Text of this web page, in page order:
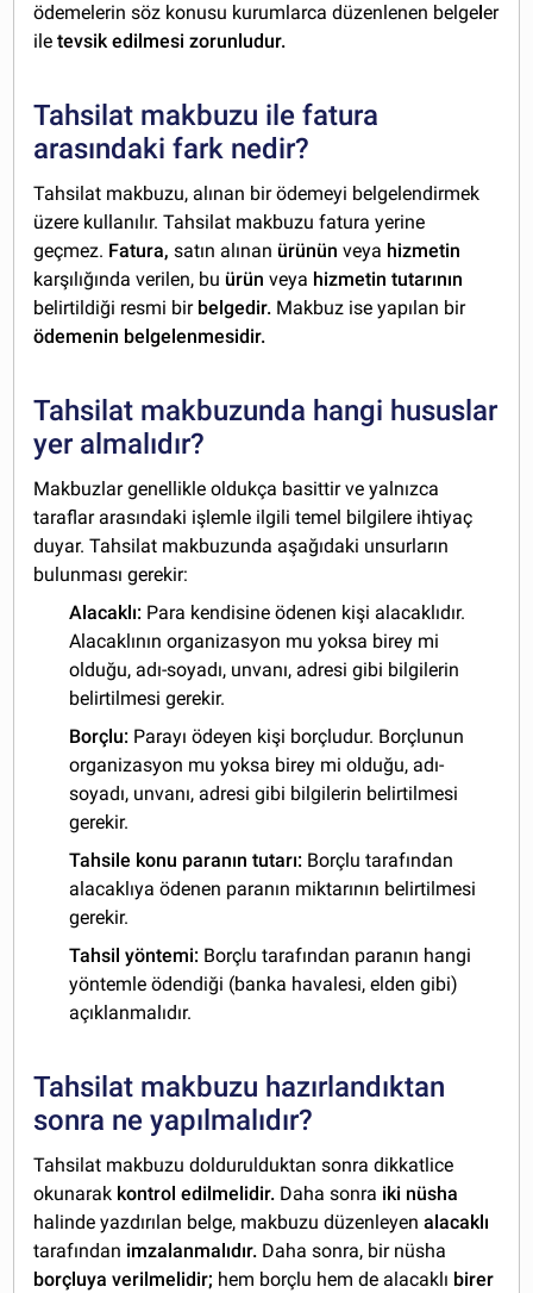
ödemelerin söz konusu kurumlarca düzenlenen belge ler
iletevsik edilmesi zorunludur.
Tahsilat makbuzu ile fatura
arasındaki fark nedir?
Tahsilat makbuzu, alınan bir ödemeyi belgelendirmek
üzere kullanılır. Tahsilat makbuzu fatura yerine
geçmez. Fatura, satın alınan ürünün veya hizmetin
karşılığında verilen, bu ürün veya hizmetin tutarının
belirtildiği resmi bir belgedir. Makbuz ise yapılan bir
ödemenin belgelenmesidir.
Tahsilat makbuzunda hangi hususlar
yer almalıdır?
Makbuzlar genellikle oldukça basittir ve yalnızca
taraflar arasındaki işlemle ilgili temel bilgilere ihtiyaç
duyar. Tahsilat makbuzunda aşağıdaki unsurların
bulunması gerekir:
Alacaklı: Para kendisine ödenen kişi alacaklıdır.
Alacaklının organizasyon mu yoksa birey mi
olduğu, adı-soyadı, unvanı, adresi gibi bilgilerin
belirtilmesi gerekir.
Borçlu: Parayı ödeyen kişi borçludur. Borçlunun
organizasyon mu yoksa birey mi olduğu, adı-
soyadı, unvanı, adresi gibi bilgilerin belirtilmesi
gerekir.
Tahsile konu paranın tutarı: Borçlu tarafından
alacaklıya ödenen paranın miktarının belirtilmesi
gerekir.
Tahsil yöntemi: Borçlu tarafından paranın hangi
yöntemle ödendiği (banka havalesi, elden gibi)
açıklanmalıdır.
Tahsilat makbuzu hazırlandıktan
sonra ne yapılmalıdır?
Tahsilat makbuzu doldurulduktan sonra dikkatlice
okunarak kontrol edilmelidir. Daha sonra iki nüsha
halinde yazdırılan belge, makbuzu düzenleyenalacaklı
tarafından imzalanmalıdır. Daha sonra, bir nüsha
borçluya verilmelidir; hem borçlu hem de alacaklı birer